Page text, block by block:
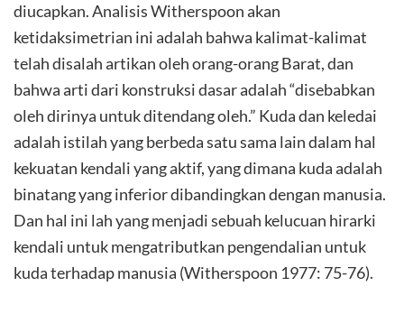
diucapkan. Analisis Witherspoon akan
ketidaksimetrian ini adalah bahwa kalimat-kalimat
telah disalah artikan oleh orang-orang Barat, dan
bahwa arti dari konstruksi dasar adalah “disebabkan
oleh dirinya untuk ditendang oleh.” Kuda dan keledai
adalah istilah yang berbeda satu sama lain dalam hal
kekuatan kendali yang aktif, yang dimana kuda adalah
binatang yang inferior dibandingkan dengan manusia.
Dan hal ini lah yang menjadi sebuah kelucuan hirarki
kendali untuk mengatributkan pengendalian untuk
kuda terhadap manusia (Witherspoon 1977: 75-76).